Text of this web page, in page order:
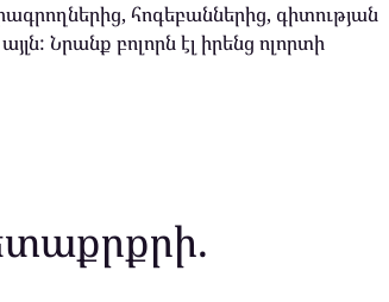
հոգեբաններից, գիտության
Նրանք բոլորն էլ իրենց ոլորտի